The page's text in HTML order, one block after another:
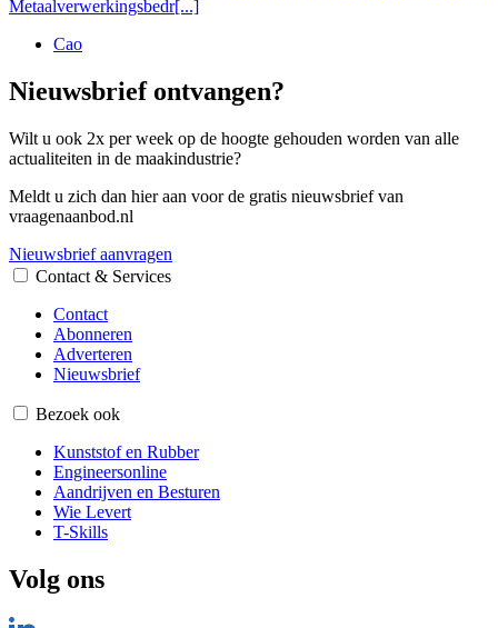
Metaalverwerkingsbedr[...]
Cao
Nieuwsbrief ontvangen?
Wilt u ook 2x per week op de hoogte gehouden worden van alle
actualiteiten in de maakindustrie?
Meldt u zich dan hier aan voor de gratis nieuwsbrief van
vraagenaanbod.nl
Nieuwsbrief aanvragen
Contact & Services
Contact
Abonneren
Adverteren
Nieuwsbrief
Bezoek ook
Kunststof en Rubber
Engineersonline
Aandrijven en Besturen
Wie Levert
T-Skills
Volg ons